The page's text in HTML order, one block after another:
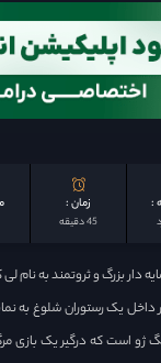
: زمان :
45 دقیقه
دار بزرگ و ثروتمند به
داخل یک رستوران شلوغ به
ژو است که درگیر یک